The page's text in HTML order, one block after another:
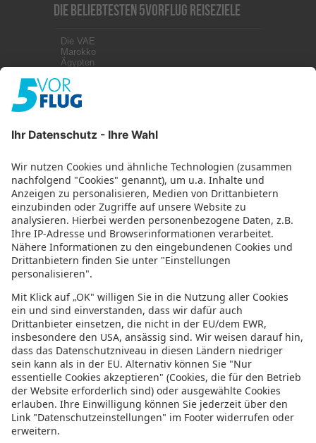
Die beliebtesten 5vorFlug Reiseziele
Die VAE
Marokko
Ägypten
Malta
Griechenland
Zypern
Impressum
Datenschutz
Datenschutzeinstellungen
Abonniere uns mit RSS
Top 9 Djerba Strände und
orientalischer Zauber 27. Juni 2023
Urlaubsguru
Die 6 schönsten Strände Hollands: Eine
Küste voller Möglichkeiten 20. Juni 2023
Urlaubsguru
Top Sehenswürdigkeiten in Athen: Das
pulsierende Herz Griechenlands 13. Juni
2023 Urlaubsguru